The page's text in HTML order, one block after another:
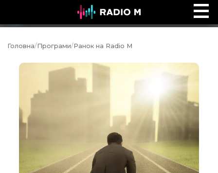
Ранок на Radio M
Головна/Програми/Ранок на Radio M